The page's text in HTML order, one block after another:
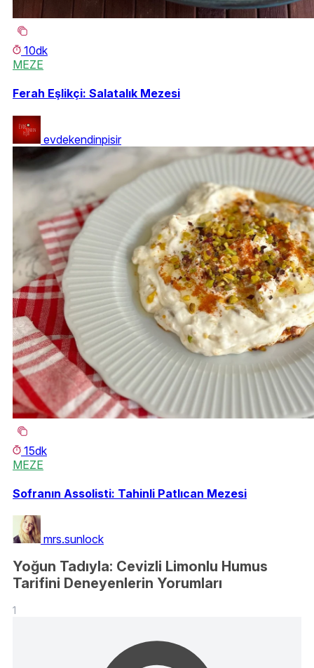
10dk
MEZE
Ferah Eşlikçi: Salatalık Mezesi
evdekendinpisir
15dk
MEZE
Sofranın Assolisti: Tahinli Patlıcan Mezesi
mrs.sunlock
Yoğun Tadıyla: Cevizli Limonlu Humus
Tarifini Deneyenlerin Yorumları
1